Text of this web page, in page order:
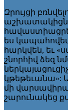
Զրույցի
ես
հարկվեն, եւ
շնորհիվ ձեզ
կթեթեւանա»:
մի
շարունակեց